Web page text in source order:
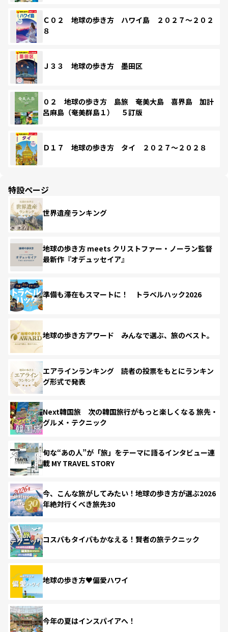
Ｃ０２ 地球の歩き方 ハワイ島 ２０２７～２０２
８
Ｊ３３ 地球の歩き方 墨田区
０２ 地球の歩き方 島旅 奄美大島 喜界島 加計
呂麻島（奄美群島１） ５訂版
Ｄ１７ 地球の歩き方 タイ ２０２７～２０２８
特設ページ
世界遺産ランキング
地球の歩き方 meets クリストファー・ノーラン監督
最新作『オデュッセイア』
準備も滞在もスマートに！ トラベルハック2026
地球の歩き方アワード みんなで選ぶ、旅のベスト。
エアラインランキング 読者の投票をもとにランキン
グ形式で発表
Next韓国旅 次の韓国旅行がもっと楽しくなる 旅先・
グルメ・テクニック
旬な“あの人”が「旅」をテーマに語るインタビュー連
載 MY TRAVEL STORY
今、こんな旅がしてみたい！地球の歩き方が選ぶ2026
年絶対行くべき旅先30
コスパもタイパもかなえる！賢者の旅テクニック
地球の歩き方♥偏愛ハワイ
今年の夏はインスパイアへ！